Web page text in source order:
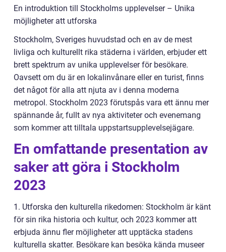
En introduktion till Stockholms upplevelser – Unika
möjligheter att utforska
Stockholm, Sveriges huvudstad och en av de mest
livliga och kulturellt rika städerna i världen, erbjuder ett
brett spektrum av unika upplevelser för besökare.
Oavsett om du är en lokalinvånare eller en turist, finns
det något för alla att njuta av i denna moderna
metropol. Stockholm 2023 förutspås vara ett ännu mer
spännande år, fullt av nya aktiviteter och evenemang
som kommer att tilltala uppstartsupplevelsejägare.
En omfattande presentation av
saker att göra i Stockholm
2023
1. Utforska den kulturella rikedomen: Stockholm är känt
för sin rika historia och kultur, och 2023 kommer att
erbjuda ännu fler möjligheter att upptäcka stadens
kulturella skatter. Besökare kan besöka kända museer